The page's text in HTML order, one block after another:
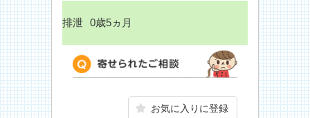
排泄 0歳5ヵ月
お気に入りに登録